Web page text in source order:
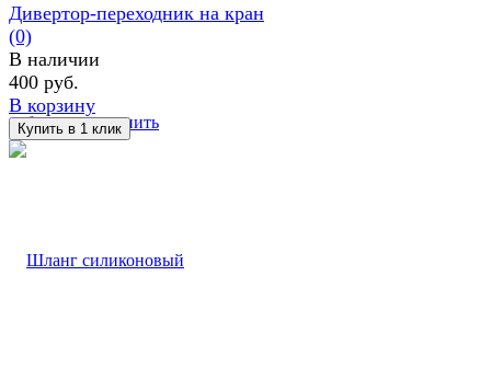
избранное сравнить
Дивертор-переходник на кран
(0)
В наличии
400 руб.
В корзину